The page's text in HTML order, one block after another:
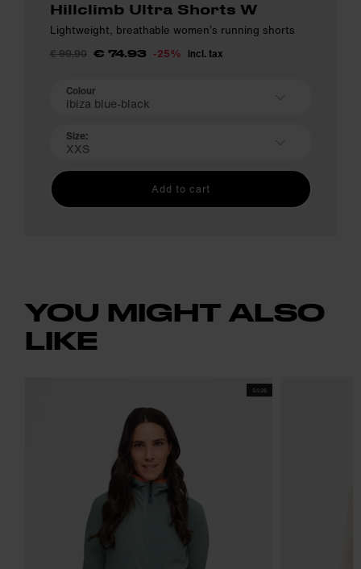
Hillclimb Ultra Shorts W
Lightweight, breathable women’s running shorts
€ 99.90 € 74.93 -25% incl. tax
Colour
ibiza blue-black
Size:
XXS
Add to cart
YOU MIGHT ALSO
LIKE
SS26